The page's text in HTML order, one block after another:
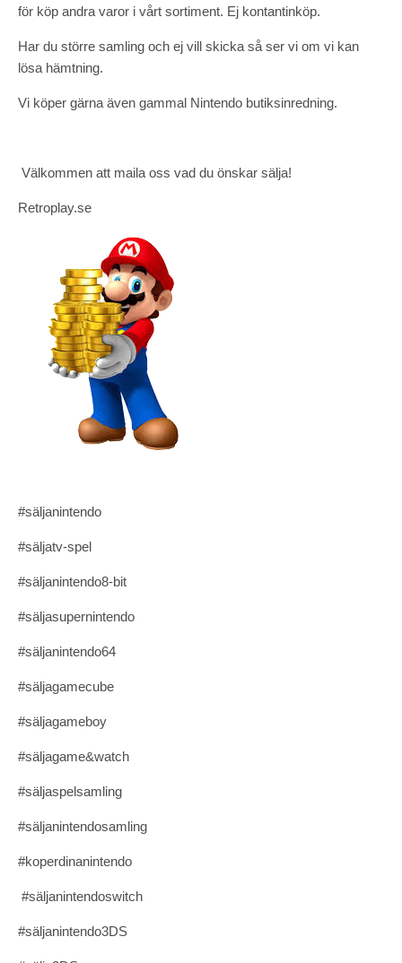
för köp andra varor i vårt sortiment. Ej kontantinköp.
Har du större samling och ej vill skicka så ser vi om vi kan
lösa hämtning.
Vi köper gärna även gammal Nintendo butiksinredning.
Välkommen att maila oss vad du önskar sälja!
Retroplay.se
#säljanintendo
#säljatv-spel
#säljanintendo8-bit
#säljasupernintendo
#säljanintendo64
#säljagamecube
#säljagameboy
#säljagame&watch
#säljaspelsamling
#säljanintendosamling
#koperdinanintendo
#säljanintendoswitch
#säljanintendo3DS